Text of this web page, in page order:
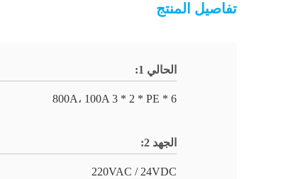
تفاصيل المنتج
الحالي 1:
6 * 800A، 100A 3 * 2 * PE
الجهد 2:
220VAC / 24VDC